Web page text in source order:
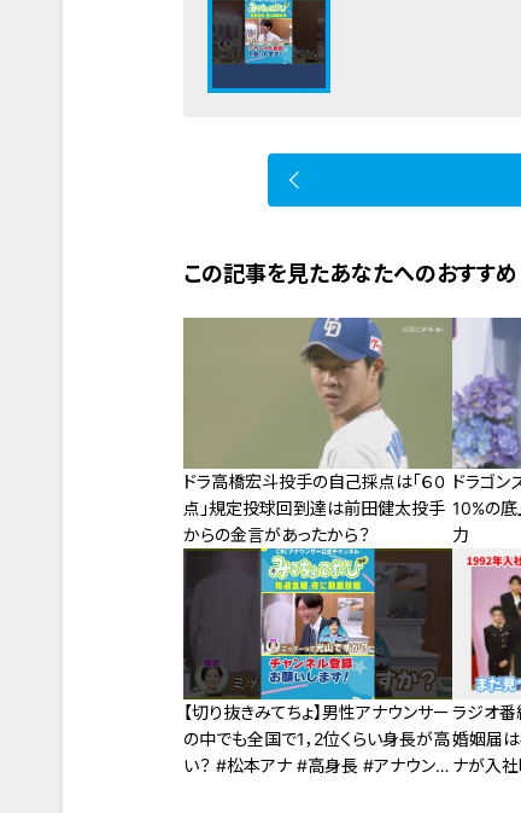
この記事を見たあなたへのおすすめ
ドラ高橋宏斗投手の自己採点は「６０
点」規定投球回到達は前田健太投手
からの金言があったから？
ドラゴ
10%の
力
【切り抜きみてちょ】男性アナウンサー
の中でも全国で1，2位くらい身長が高
い？ #松本アナ #高身長 #アナウンサ
ラジオ番
婚姻届は
ナが入社